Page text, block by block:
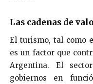
Las cadenas de
El turismo, tal como
es un factor que
Argentina. El
gobiernos en